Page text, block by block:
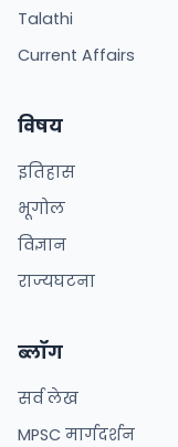
Talathi
Current Affairs
विषय
इतिहास
भूगोल
विज्ञान
राज्यघटना
ब्लॉग
सर्व लेख
MPSC मार्गदर्शन